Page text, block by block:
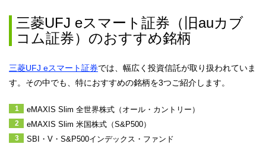
三菱UFJ eスマート証券（旧auカブ
コム証券）のおすすめ銘柄
三菱UFJ eスマート証券では、幅広く投資信託が取り扱われていま
す。その中でも、特におすすめの銘柄を3つご紹介します。
eMAXIS Slim 全世界株式（オール・カントリー）
eMAXIS Slim 米国株式（S&P500）
SBI・V・S&P500インデックス・ファンド